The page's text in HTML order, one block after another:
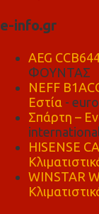
e-info.gr
AEG
ΦΟΥΝΤΑΣ
NEFF
Εστία -
Σπάρτη –
HISENSE
WINSTAR